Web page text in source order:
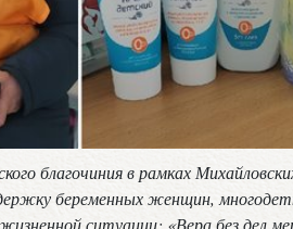
благочиния в рамках
беременных женщин,
ситуации: «Вера без дел